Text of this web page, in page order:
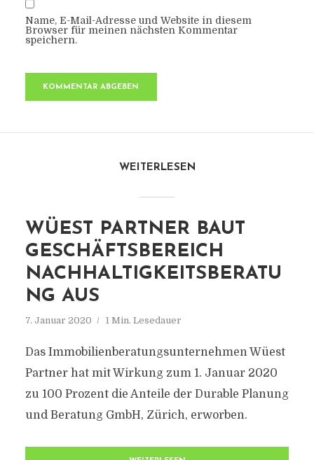
Name, E-Mail-Adresse und Website in diesem
Browser für meinen nächsten Kommentar
speichern.
WEITERLESEN
WÜEST PARTNER BAUT
GESCHÄFTSBEREICH
NACHHALTIGKEITSBERATU
NG AUS
7. Januar 2020 1 Min. Lesedauer
Das Immobilienberatungsunternehmen Wüest
Partner hat mit Wirkung zum 1. Januar 2020
zu 100 Prozent die Anteile der Durable Planung
und Beratung GmbH, Zürich, erworben.